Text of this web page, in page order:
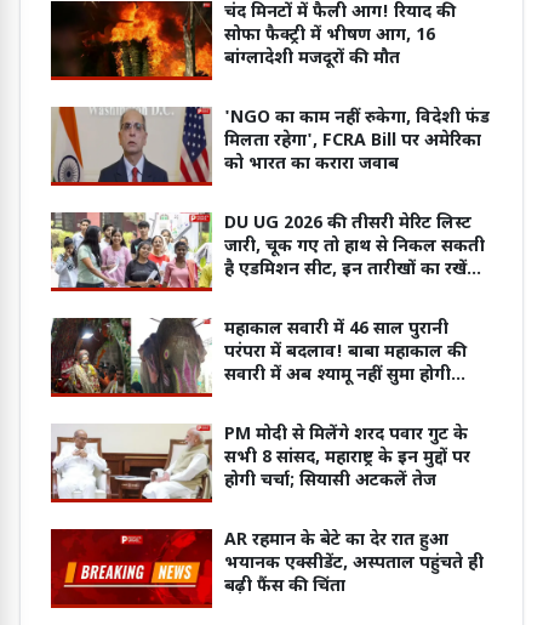
चंद मिनटों में फैली आग! रियाद की
सोफा फैक्ट्री में भीषण आग, 16
बांग्लादेशी मजदूरों की मौत
'NGO का काम नहीं रुकेगा, विदेशी फंड
मिलता रहेगा', FCRA Bill पर अमेरिका
को भारत का करारा जवाब
DU UG 2026 की तीसरी मेरिट लिस्ट
जारी, चूक गए तो हाथ से निकल सकती
है एडमिशन सीट, इन तारीखों का रखें
महाकाल सवारी में 46 साल पुरानी
परंपरा में बदलाव! बाबा महाकाल की
सवारी में अब श्यामू नहीं सुमा होगी
PM मोदी से मिलेंगे शरद पवार गुट के
सभी 8 सांसद, महाराष्ट्र के इन मुद्दों पर
होगी चर्चा; सियासी अटकलें तेज
AR रहमान के बेटे का देर रात हुआ
भयानक एक्सीडेंट, अस्पताल पहुंचते ही
बढ़ी फैंस की चिंता